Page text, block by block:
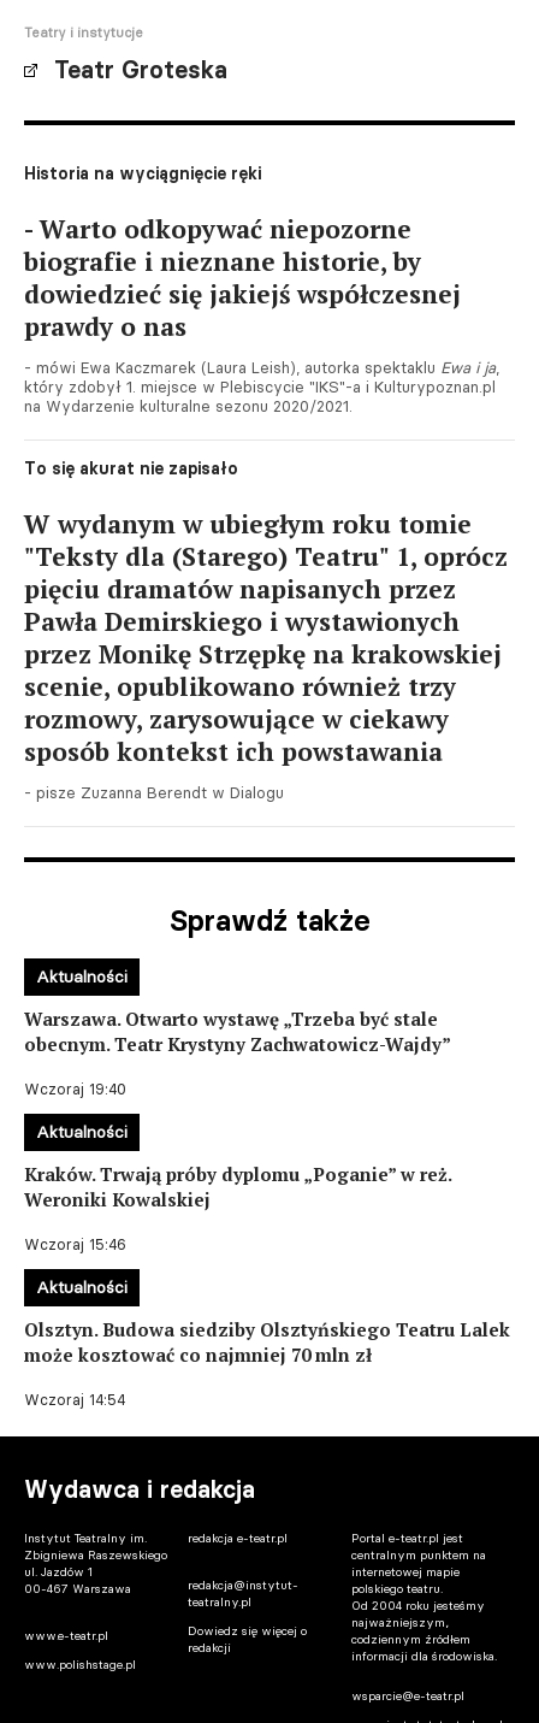
Teatry i instytucje
Teatr Groteska
Historia na wyciągnięcie ręki
- Warto odkopywać niepozorne
biografie i nieznane historie, by
dowiedzieć się jakiejś współczesnej
prawdy o nas
- mówi Ewa Kaczmarek (Laura Leish), autorka spektaklu Ewa i ja,
który zdobył 1. miejsce w Plebiscycie "IKS"-a i Kulturypoznan.pl
na Wydarzenie kulturalne sezonu 2020/2021.
To się akurat nie zapisało
W wydanym w ubiegłym roku tomie
"Teksty dla (Starego) Teatru" 1, oprócz
pięciu dramatów napisanych przez
Pawła Demirskiego i wystawionych
przez Monikę Strzępkę na krakowskiej
scenie, opublikowano również trzy
rozmowy, zarysowujące w ciekawy
sposób kontekst ich powstawania
- pisze Zuzanna Berendt w Dialogu
Sprawdź także
Warszawa. Otwarto wystawę „Trzeba być stale
obecnym. Teatr Krystyny Zachwatowicz-Wajdy”
Wczoraj 19:40
Aktualności
Kraków. Trwają próby dyplomu „Poganie” w reż.
Weroniki Kowalskiej
Wczoraj 15:46
Aktualności
Olsztyn. Budowa siedziby Olsztyńskiego Teatru Lalek
może kosztować co najmniej 70 mln zł
Wczoraj 14:54
Aktualności
Wydawca i redakcja
Instytut Teatralny im.
Zbigniewa Raszewskiego
ul. Jazdów 1
00-467 Warszawa
www.e-teatr.pl
www.polishstage.pl
redakcja e-teatr.pl
redakcja@instytut-
teatralny.pl
Dowiedz się więcej o
redakcji
Portal e-teatr.pl jest
centralnym punktem na
internetowej mapie
polskiego teatru.
Od 2004 roku jesteśmy
najważniejszym,
codziennym źródłem
informacji dla środowiska.
wsparcie@e-teatr.pl